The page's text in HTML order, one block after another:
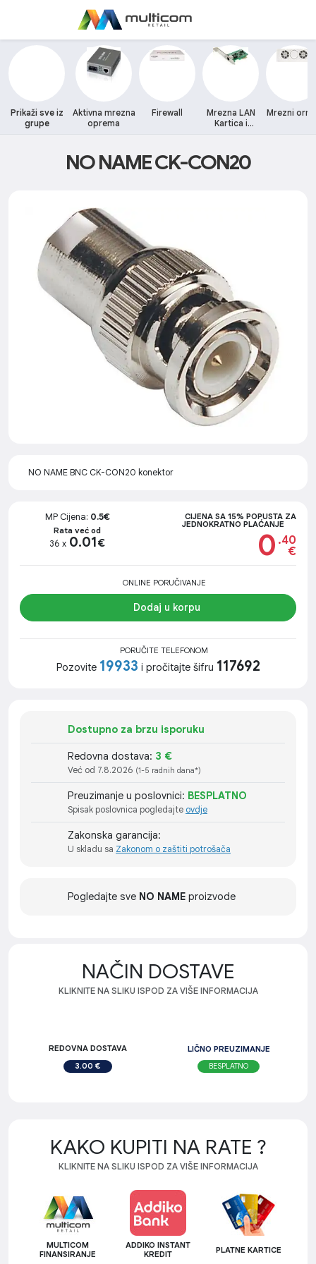
Prikaži sve iz
grupe
Aktivna mrezna
oprema
Firewall
Mrezna LAN
Kartica i
Mrezni
NO NAME CK-CON20
NO NAME BNC CK-CON20 konektor
MP Cijena: 0.5€
Rata već od
36 x 0.01€
CIJENA SA 15% POPUSTA ZA
JEDNOKRATNO PLAĆANJE
0 .40
€
ONLINE PORUČIVANJE
Dodaj u korpu
PORUČITE TELEFONOM
Pozovite 19933 i pročitajte šifru 117692
Dostupno za brzu isporuku
Redovna dostava: 3 €
Već od 7.8.2026 (1-5 radnih dana*)
Preuzimanje u poslovnici: BESPLATNO
Spisak poslovnica pogledajte ovdje
Zakonska garancija:
U skladu sa Zakonom o zaštiti potrošača
Pogledajte sve NO NAME proizvode
NAČIN DOSTAVE
KLIKNITE NA SLIKU ISPOD ZA VIŠE INFORMACIJA
REDOVNA DOSTAVA
3.00 €
LIČNO PREUZIMANJE
BESPLATNO
KAKO KUPITI NA RATE ?
KLIKNITE NA SLIKU ISPOD ZA VIŠE INFORMACIJA
MULTICOM
FINANSIRANJE
ADDIKO INSTANT
KREDIT
PLATNE KARTICE